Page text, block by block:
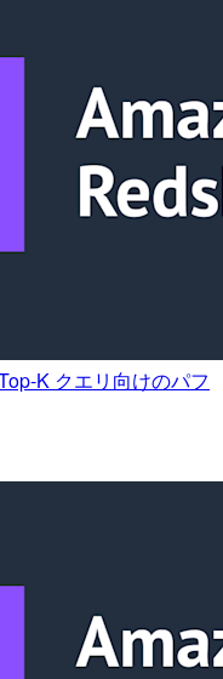
K クエリ向けのパフ